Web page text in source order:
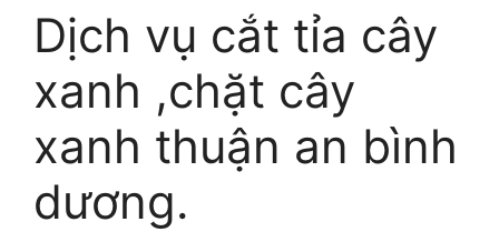
Dịch vụ cắt tỉa cây
xanh ,chặt cây
xanh thuận an bình
dương.